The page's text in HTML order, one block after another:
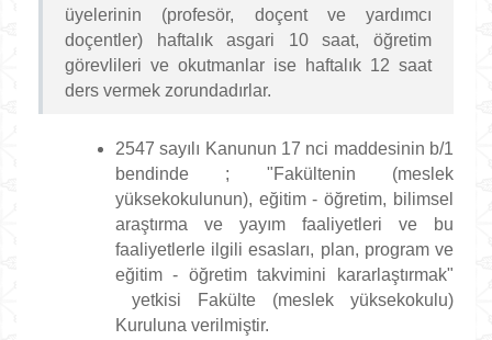
üyelerinin (profesör, doçent ve yardımcı
doçentler) haftalık asgari 10 saat, öğretim
görevlileri ve okutmanlar ise haftalık 12 saat
ders vermek zorundadırlar.
2547 sayılı Kanunun 17 nci maddesinin b/1
bendinde ; "Fakültenin (meslek
yüksekokulunun), eğitim - öğretim, bilimsel
araştırma ve yayım faaliyetleri ve bu
faaliyetlerle ilgili esasları, plan, program ve
eğitim - öğretim takvimini kararlaştırmak"
yetkisi Fakülte (meslek yüksekokulu)
Kuruluna verilmiştir.